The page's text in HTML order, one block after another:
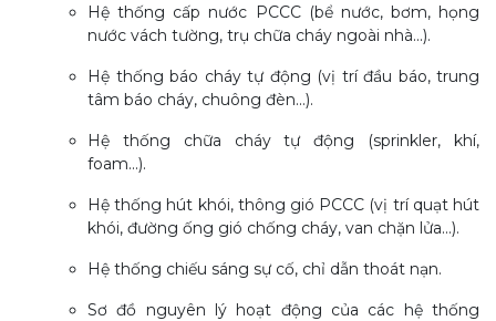
Hệ thống cấp nước PCCC (bể nước, bơm, họng
nước vách tường, trụ chữa cháy ngoài nhà...).
Hệ thống báo cháy tự động (vị trí đầu báo, trung
tâm báo cháy, chuông đèn...).
Hệ thống chữa cháy tự động (sprinkler, khí,
foam...).
Hệ thống hút khói, thông gió PCCC (vị trí quạt hút
khói, đường ống gió chống cháy, van chặn lửa...).
Hệ thống chiếu sáng sự cố, chỉ dẫn thoát nạn.
Sơ đồ nguyên lý hoạt động của các hệ thống